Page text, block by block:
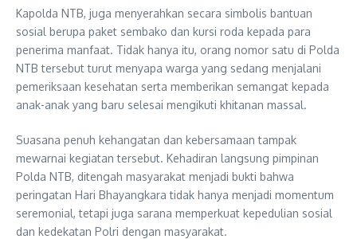
Kapolda NTB, juga menyerahkan secara simbolis bantuan
sosial berupa paket sembako dan kursi roda kepada para
penerima manfaat. Tidak hanya itu, orang nomor satu di Polda
NTB tersebut turut menyapa warga yang sedang menjalani
pemeriksaan kesehatan serta memberikan semangat kepada
anak-anak yang baru selesai mengikuti khitanan massal.
Suasana penuh kehangatan dan kebersamaan tampak
mewarnai kegiatan tersebut. Kehadiran langsung pimpinan
Polda NTB, ditengah masyarakat menjadi bukti bahwa
peringatan Hari Bhayangkara tidak hanya menjadi momentum
seremonial, tetapi juga sarana memperkuat kepedulian sosial
dan kedekatan Polri dengan masyarakat.